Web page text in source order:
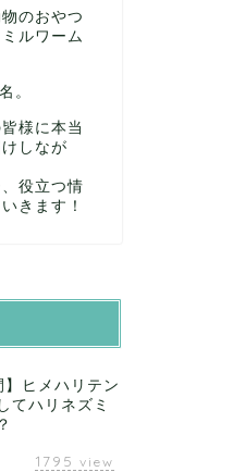
のおやつ
ルワーム
。
様に本当
しなが
役立つ情
きます！
】ヒメハリテン
てハリネズミ
1795 view